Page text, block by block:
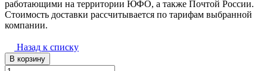
работающими на территории ЮФО, а также Почтой России.
Стоимость доставки рассчитывается по тарифам выбранной
компании.
Назад к списку
В корзину